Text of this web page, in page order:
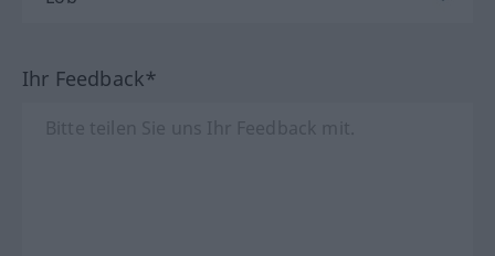
Ihr Feedback*